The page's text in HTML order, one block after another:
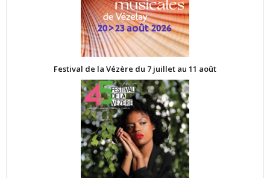
Festival de la Vézère du 7 juillet au 11 août